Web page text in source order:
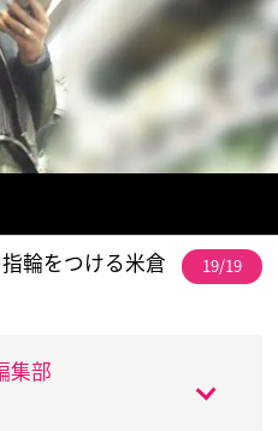
輪をつける米倉
19/19
集部